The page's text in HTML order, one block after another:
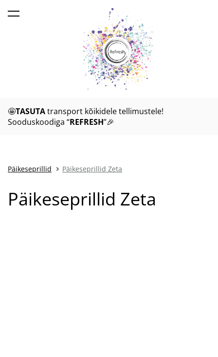
lisati ostukorvi. Vaata ostukorvi
🤩TASUTAtransport kõikidele tellimustele!
Sooduskoodiga “REFRESH”🎉
Päikeseprillid Päikeseprillid Zeta
Päikeseprillid Zeta